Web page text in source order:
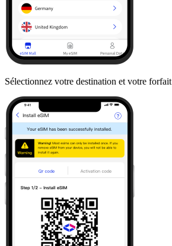
Sélectionnez votre destination et votre forfait